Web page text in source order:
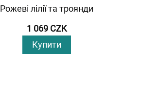
Рожеві лілії та троянди
1 069 CZK
Купити